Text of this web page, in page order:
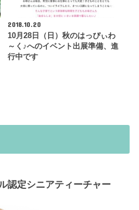
2018.10.20
10月28日（日）秋のはっぴぃわ
～く♪へのイベント出展準備、進
行中です
認定シニアティーチャー